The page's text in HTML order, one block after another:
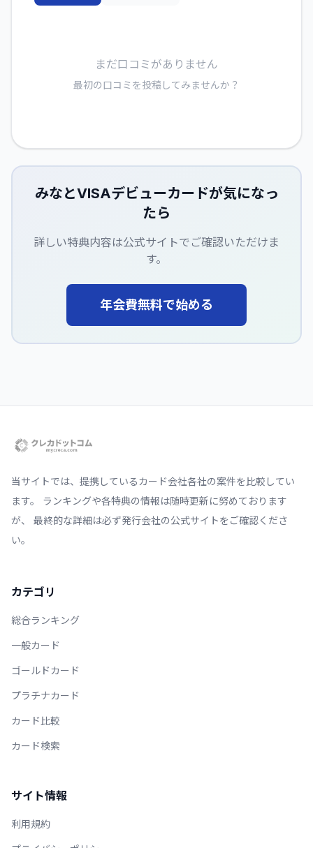
まだ口コミがありません
最初の口コミを投稿してみませんか？
みなとVISAデビューカードが気になっ
たら
詳しい特典内容は公式サイトでご確認いただけま
す。
年会費無料で始める
当サイトでは、提携しているカード会社各社の案件を比較してい
ます。 ランキングや各特典の情報は随時更新に努めております
が、 最終的な詳細は必ず発行会社の公式サイトをご確認くださ
い。
カテゴリ
総合ランキング
一般カード
ゴールドカード
プラチナカード
カード比較
カード検索
サイト情報
利用規約